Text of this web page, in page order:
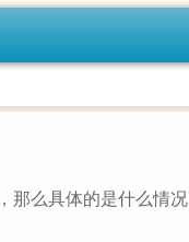
那么具体的是什么情况